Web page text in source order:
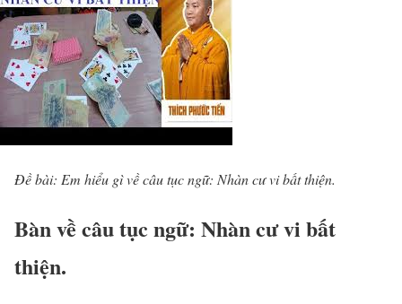
Đề bài: Em hiểu gì về câu tục ngữ: Nhàn cư vi bất thiện.
Bàn về câu tục ngữ: Nhàn cư vi bất
thiện.